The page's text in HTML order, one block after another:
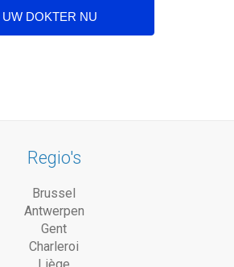
Regio's
Brussel
Antwerpen
Gent
Charleroi